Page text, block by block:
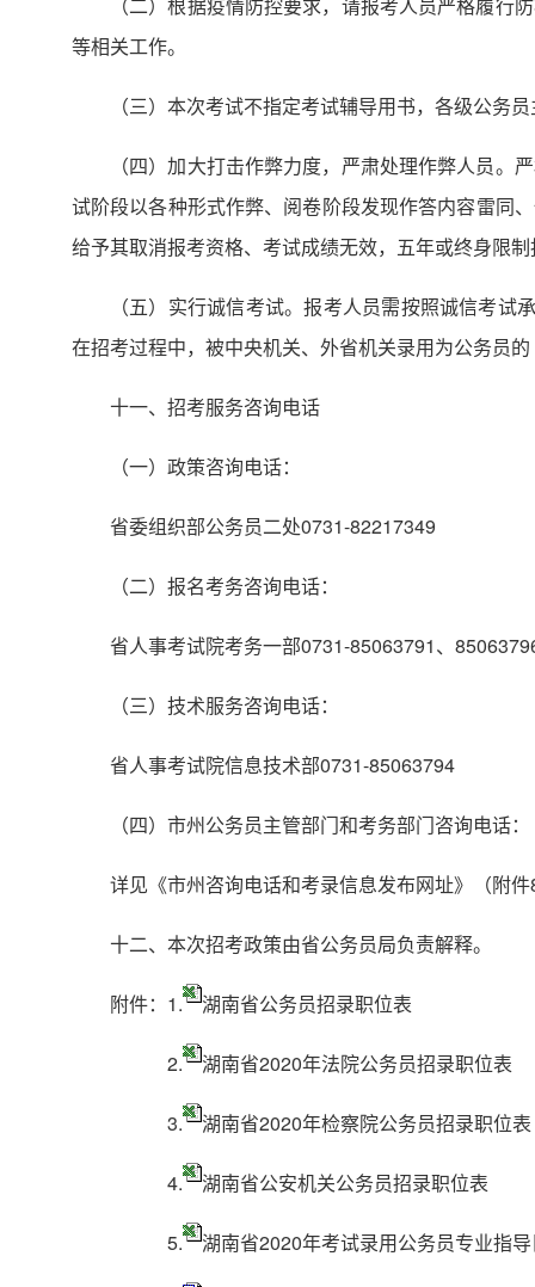
等相关工作。
（三）本次考试不指定考试辅导用书，各级公务
（四）加大打击作弊力度，严肃处理作弊人员
试阶段以各种形式作弊、阅卷阶段发现作答内容雷同
给予其取消报考资格、考试成绩无效，五年或终身限
（五）实行诚信考试。报考人员需按照诚信考
在招考过程中，被中央机关、外省机关录用为公务员
十一、招考服务咨询电话
（一）政策咨询电话：
省委组织部公务员二处0731-82217349
（二）报名考务咨询电话：
省人事考试院考务一部0731-85063791、
（三）技术服务咨询电话：
省人事考试院信息技术部0731-85063794
（四）市州公务员主管部门和考务部门咨询电话：
详见《市州咨询电话和考录信息发布网址》（附
十二、本次招考政策由省公务员局负责解释。
附件：1. 湖南省公务员招录职位表
2. 湖南省2020年法院公务员招录职位表
3. 湖南省2020年检察院公务员招录职位表
4. 湖南省公安机关公务员招录职位表
5. 湖南省2020年考试录用公务员专业指